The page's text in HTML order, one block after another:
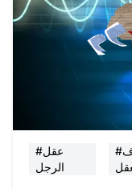
#عقل
الرجل
#قدرة الرجال على ايقاف